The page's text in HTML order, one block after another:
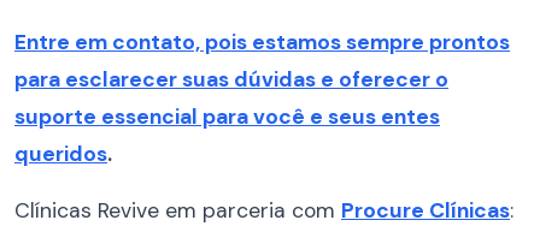
Entre em contato, pois estamos sempre prontos
para esclarecer suas dúvidas e oferecer o
suporte essencial para você e seus entes
queridos.
Clínicas Revive em parceria com Procure Clínicas: